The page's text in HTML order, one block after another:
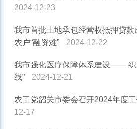
2024-12-23
我市首批土地承包经营权抵押贷款
农户“融资难”
2024-12-22
我市强化医疗保障体系建设—— 织
线”
2024-12-21
农工党韶关市委会召开2024年度
12-17